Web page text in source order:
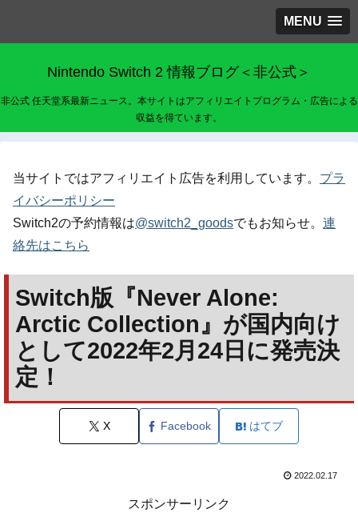
MENU
Nintendo Switch 2 情報ブログ＜非公式＞
非公式 任天堂系最新ニュース。本サイトはアフィリエイトプログラム・広告による
収益を得ています。
当サイトではアフィリエイト広告を利用しています。 プラ
イバシーポリシー
Switch2の予約情報は@switch2_goodsでもお知らせ。 連
絡先はこちら
Switch版『Never Alone:
Arctic Collection』が国内向け
として2022年2月24日に発売決
定！
X Facebook はてブ
2022.02.17
スポンサーリンク